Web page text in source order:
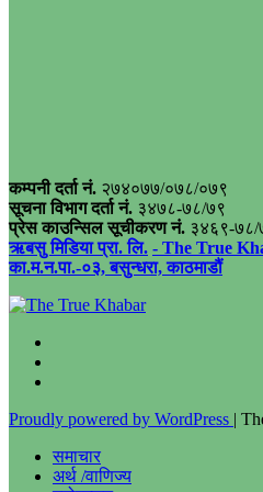
कम्पनी दर्ता नं. २७४०७७/०७८/०७९
सूचना विभाग दर्ता नं. ३४७८-७८/७९
प्रेस काउन्सिल सूचीकरण नं. ३४६९-७८/
ऋबसु मिडिया प्रा. लि. - The True
का.म.न.पा.-०३, बसुन्धरा, काठमाडौं
Proudly powered by WordPress |
समाचार
अर्थ /वाणिज्य